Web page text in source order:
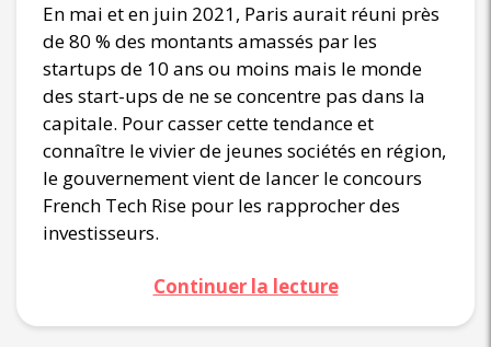
En mai et en juin 2021, Paris aurait réuni près
de 80 % des montants amassés par les
startups de 10 ans ou moins mais le monde
des start-ups de ne se concentre pas dans la
capitale. Pour casser cette tendance et
connaître le vivier de jeunes sociétés en région,
le gouvernement vient de lancer le concours
French Tech Rise pour les rapprocher des
investisseurs.
Continuer la lecture